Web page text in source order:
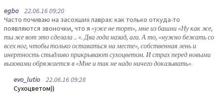
egbo22.06.16 09:20
Часто почиваю на засохших лаврах: как только откуда-то
появляются звоночки, что я «уже не торт», мне из башни «Ну как же,
ты же вот это сделала .. «. Два года назад, ага. А то, «нужно бежать со
всех ног, чтобы только оставаться на месте», собственная лень и
инертность стыдливо прикрывают сухоцветом. И страх перед новыми
вызовами обряжается в «Мне и так не надо ничего доказывать».
evo_lutio22.06.16 09:28
Сухоцветом))